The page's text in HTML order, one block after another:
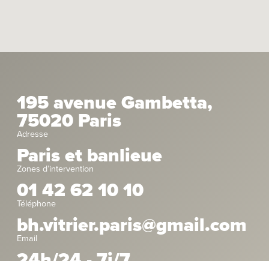
195 avenue Gambetta,
75020 Paris
Adresse
Paris et banlieue
Zones d’intervention
01 42 62 10 10
Téléphone
bh.vitrier.paris@gmail.com
Email